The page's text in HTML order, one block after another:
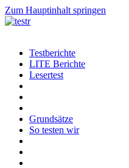
Zum Hauptinhalt springen
Testberichte
LITE Berichte
Lesertest
Grundsätze
So testen wir